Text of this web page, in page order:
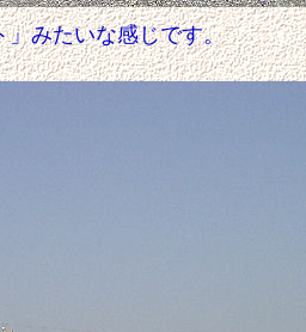
」みたいな感じです。